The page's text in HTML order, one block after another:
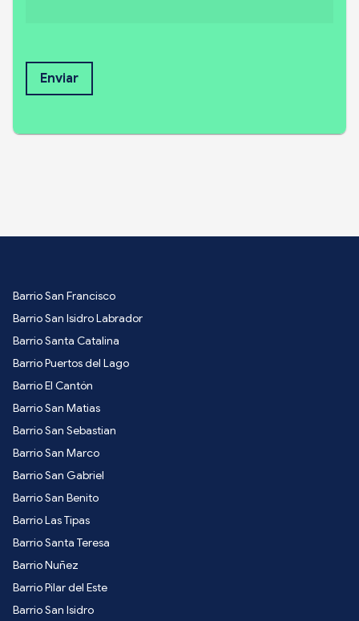
Enviar
Barrio San Francisco
Barrio San Isidro Labrador
Barrio Santa Catalina
Barrio Puertos del Lago
Barrio El Cantón
Barrio San Matias
Barrio San Sebastian
Barrio San Marco
Barrio San Gabriel
Barrio San Benito
Barrio Las Tipas
Barrio Santa Teresa
Barrio Nuñez
Barrio Pilar del Este
Barrio San Isidro